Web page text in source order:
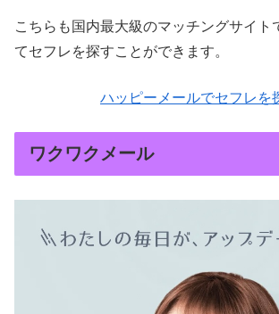
こちらも国内最大級のマッチングサイト
てセフレを探すことができます。
ハッピーメールでセフレを
ワクワクメール